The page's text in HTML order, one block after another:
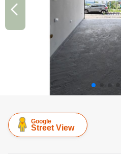
Google
Street View